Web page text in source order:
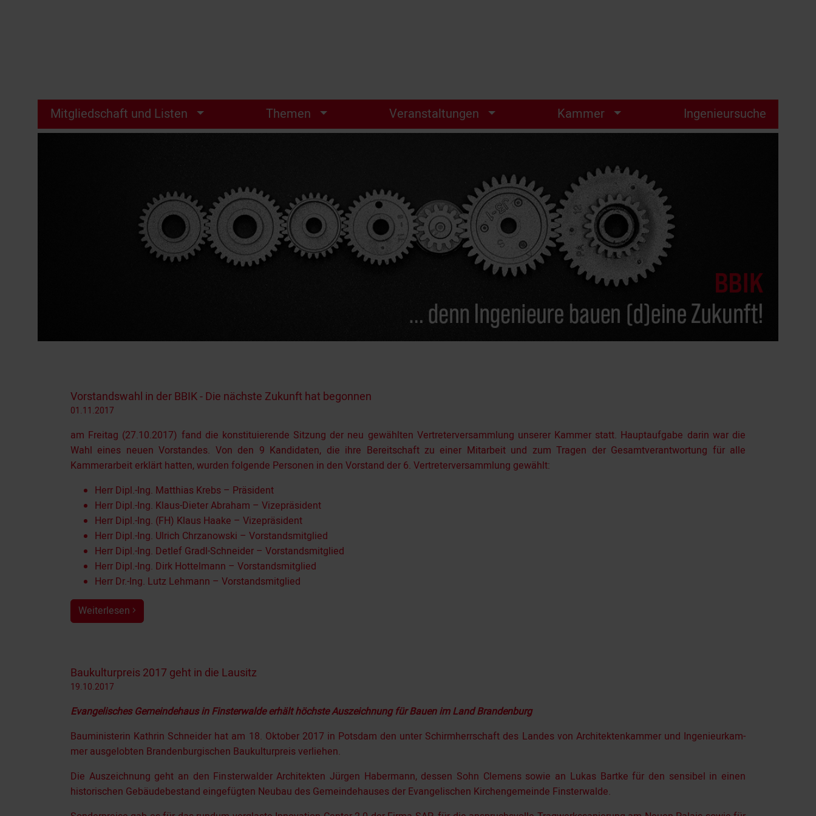
Mitgliedschaft und Listen Themen Veranstaltungen Kammer Ingenieursuche
Vorstandswahl in der BBIK - Die nächste Zukunft hat begonnen
01.11.2017
am Freitag (27.10.2017) fand die konstituierende Sitzung der neu gewählten Vertreterversammlung unserer Kammer statt. Hauptaufgabe darin war die
Wahl eines neuen Vorstandes. Von den 9 Kandidaten, die ihre Bereitschaft zu einer Mitarbeit und zum Tragen der Gesamtverantwortung für alle
Kammerarbeit erklärt hatten, wurden folgende Personen in den Vorstand der 6. Vertreterversammlung gewählt:
Herr Dipl.-Ing. Matthias Krebs – Präsident
Herr Dipl.-Ing. Klaus-Dieter Abraham – Vizepräsident
Herr Dipl.-Ing. (FH) Klaus Haake – Vizepräsident
Herr Dipl.-Ing. Ulrich Chrzanowski – Vorstandsmitglied
Herr Dipl.-Ing. Detlef Gradl-Schneider – Vorstandsmitglied
Herr Dipl.-Ing. Dirk Hottelmann – Vorstandsmitglied
Herr Dr.-Ing. Lutz Lehmann – Vorstandsmitglied
Weiterlesen
Baukulturpreis 2017 geht in die Lausitz
19.10.2017
Evangelisches Gemeindehaus in Finsterwalde erhält höchste Auszeichnung für Bauen im Land Brandenburg
Bauministerin Kathrin Schneider hat am 18. Oktober 2017 in Potsdam den unter Schirm­herr­schaft des Landes von Architektenkammer und Ingenieur­kam­
mer aus­ge­lobten Brandenburgischen Baukulturpreis verliehen.
Die Aus­zeich­nung geht an den Finsterwalder Architekten Jürgen Habermann, des­sen Sohn Clemens sowie an Lukas Bartke für den sensibel in einen
historischen Ge­bäudebestand ein­gefüg­ten Neubau des Gemeindehauses der Evangelischen Kirchenge­meinde Fin­ster­walde.